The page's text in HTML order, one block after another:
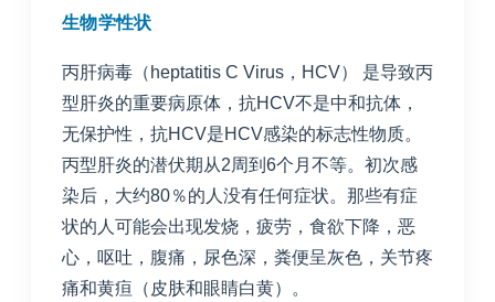
生物学性状
丙肝病毒（heptatitis C Virus，HCV） 是导致丙
型肝炎的重要病原体，抗HCV不是中和抗体，
无保护性，抗HCV是HCV感染的标志性物质。
丙型肝炎的潜伏期从2周到6个月不等。初次感
染后，大约80％的人没有任何症状。那些有症
状的人可能会出现发烧，疲劳，食欲下降，恶
心，呕吐，腹痛，尿色深，粪便呈灰色，关节疼
痛和黄疸（皮肤和眼睛白黄）。